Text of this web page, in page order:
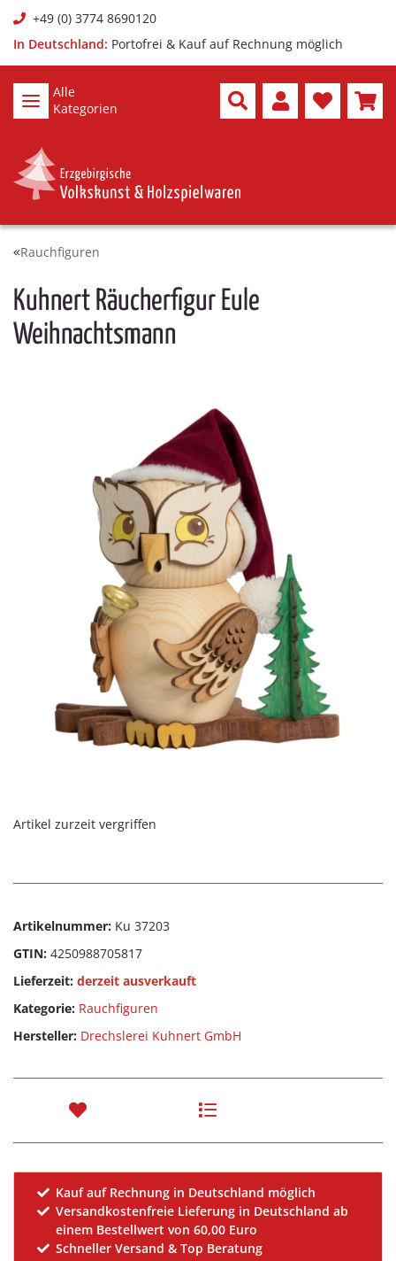
+49 (0) 3774 8690120
In Deutschland: Portofrei & Kauf auf Rechnung möglich
Alle
Kategorien
Rauchfiguren
Kuhnert Räucherfigur Eule
Weihnachtsmann
Artikel zurzeit vergriffen
Artikelnummer: Ku 37203
GTIN: 4250988705817
Lieferzeit: derzeit ausverkauft
Kategorie: Rauchfiguren
Hersteller: Drechslerei Kuhnert GmbH
Kauf auf Rechnung in Deutschland möglich
Versandkostenfreie Lieferung in Deutschland ab
einem Bestellwert von 60,00 Euro
Schneller Versand & Top Beratung